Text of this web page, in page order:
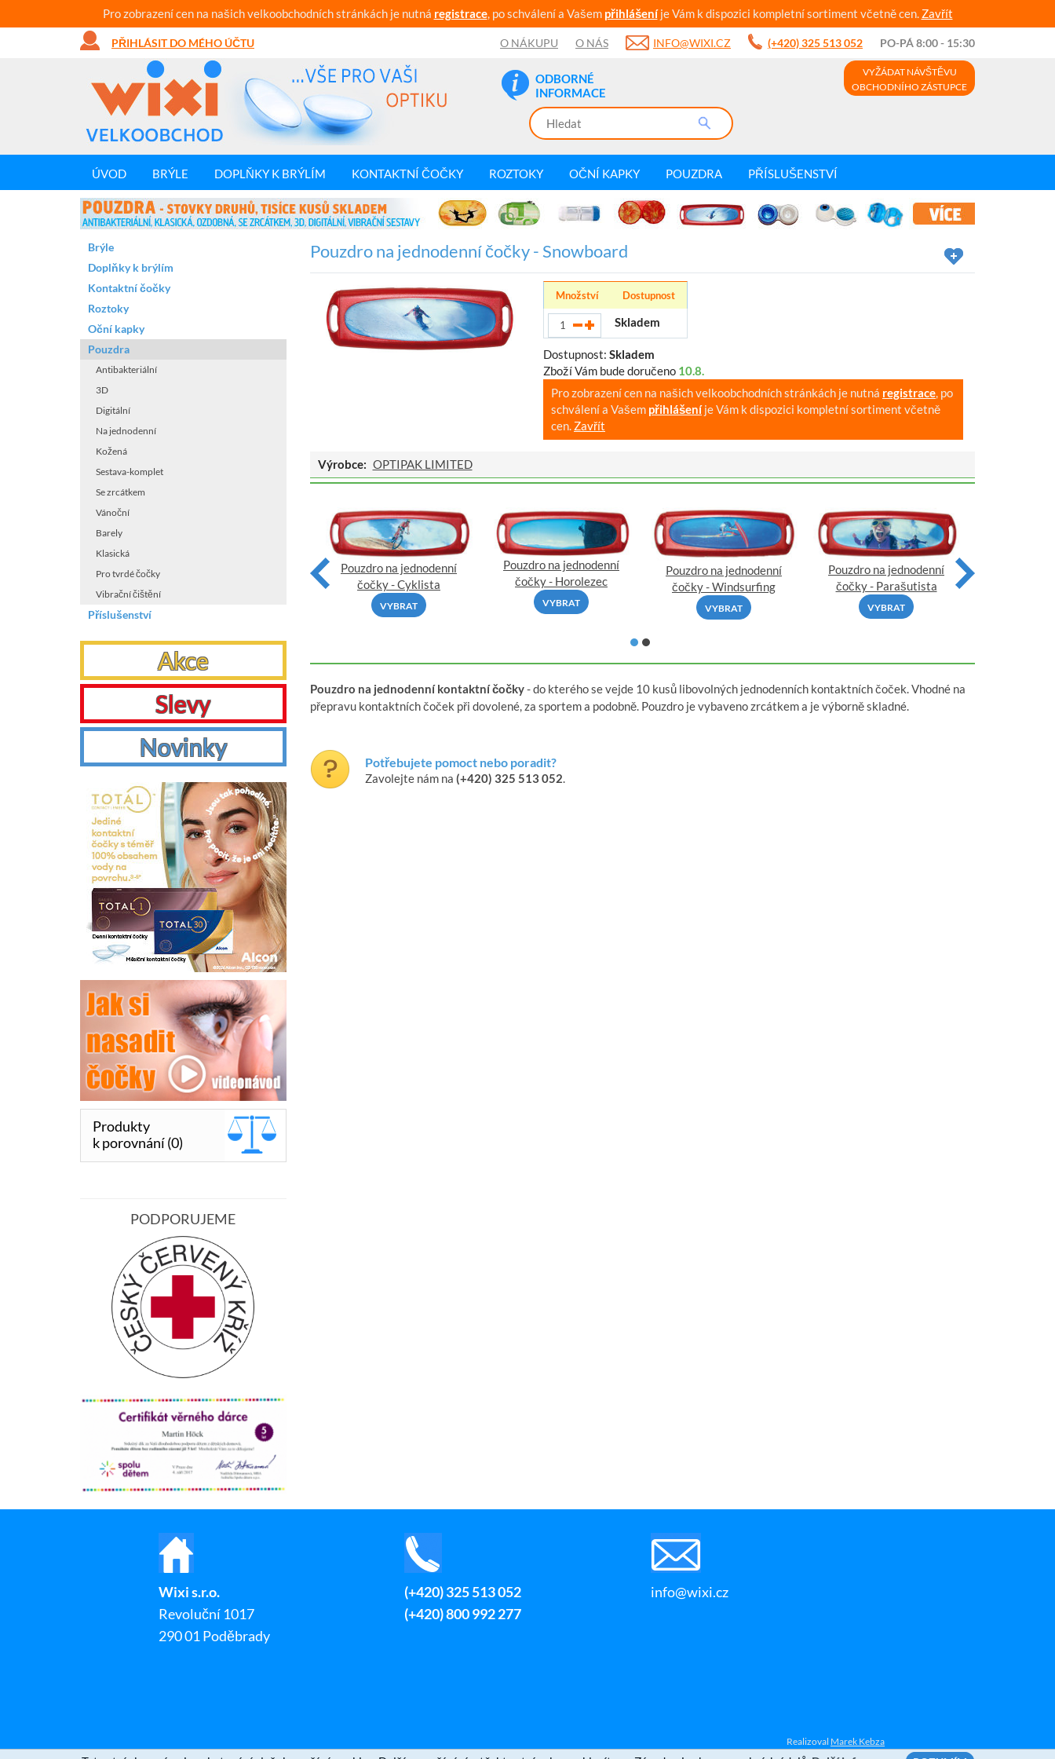
Pro zobrazení cen na našich velkoobchodních stránkách je nutná registrace, po schválení a Vašem přihlášeníje Vám k dispozici kompletní sortiment včetně cen. Zavřít
PŘIHLÁSIT DO MÉHO ÚČTU O NÁKUPU O NÁS INFO@WIXI.CZ (+420) 325 513 052 PO-PÁ 8:00 - 15:30
ODBORNÉ
INFORMACE
VYŽÁDAT NÁVŠTĚVU
OBCHODNÍHO ZÁSTUPCE
ÚVOD BRÝLE DOPLŇKY K BRÝLÍM KONTAKTNÍ ČOČKY ROZTOKY OČNÍ KAPKY POUZDRA PŘÍSLUŠENSTVÍ
Pouzdro na jednodenní čočky - Snowboard
Množství Dostupnost
Skladem
Dostupnost: Skladem
Zboží Vám bude doručeno 10.8.
Pro zobrazení cen na našich velkoobchodních stránkách je nutná registrace, po
schválení a Vašem přihlášeníje Vám k dispozici kompletní sortiment včetně
cen. Zavřít
Výrobce: OPTIPAK LIMITED
Pouzdro na jednodenní
Pouzdro na jednodenní
čočky - Cyklista
VYBRAT
Pouzdro na jednodenní
čočky - Horolezec
VYBRAT
Pouzdro na jednodenní
čočky - Windsurfing
VYBRAT
Pouzdro na jednodenní
čočky - Parašutista
VYBRAT
Pouzdro na jednodenní kontaktní čočky- do kterého se vejde 10 kusů libovolných jednodenních kontaktních čoček. Vhodné na
přepravu kontaktních čoček při dovolené, za sportem a podobně. Pouzdro je vybaveno zrcátkem a je výborně skladné.
Potřebujete pomoct nebo poradit?
Zavolejte nám na (+420) 325 513 052.
Brýle
Doplňky k brýlím
Kontaktní čočky
Roztoky
Oční kapky
Pouzdra
Antibakteriální
3D
Digitální
Na jednodenní
Kožená
Sestava-komplet
Se zrcátkem
Vánoční
Barely
Klasická
Pro tvrdé čočky
Vibrační čištění
Příslušenství
Akce
Slevy
Novinky
Produkty
k porovnání (0)
PODPORUJEME
Wixi s.r.o.
Revoluční 1017
290 01 Poděbrady
(+420) 325 513 052
(+420) 800 992 277
info@wixi.cz
Realizoval Marek Kebza